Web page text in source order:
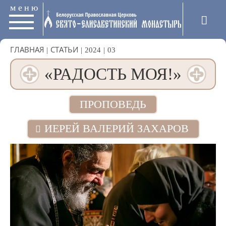
меню
ГЛАВНАЯ | СТАТЬИ | 2024 | 03
«РАДОСТЬ МОЯ!»
ПРОПОВЕДЬ
ИЕРЕЙ ВАЛЕРИЙ ЗАХАРОВ